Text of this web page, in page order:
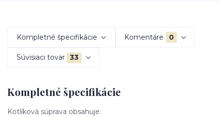
Kompletné špecifikácie Komentáre 0
Súvisiaci tovar 33
Kompletné špecifikácie
Kotlíková súprava obsahuje: